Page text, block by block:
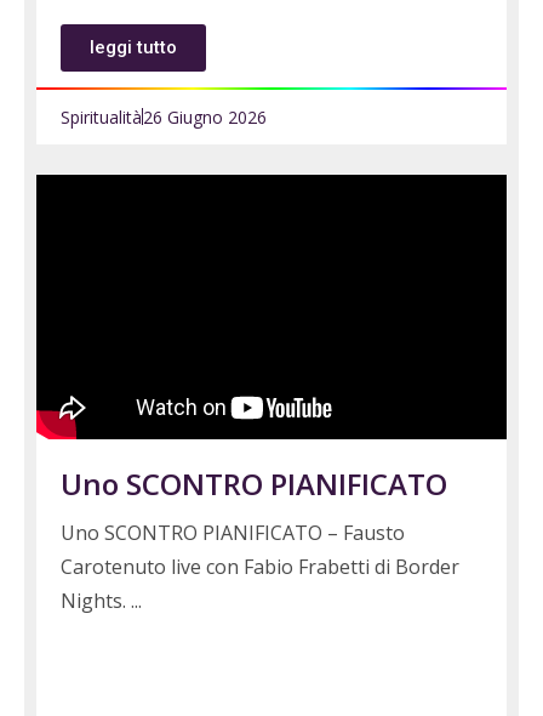
leggi tutto
Spiritualità26 Giugno 2026
Uno SCONTRO PIANIFICATO
Uno SCONTRO PIANIFICATO – Fausto
Carotenuto live con Fabio Frabetti di Border
Nights.